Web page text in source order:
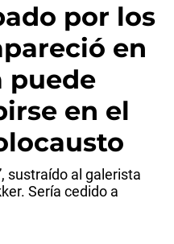
por los
en
puede
en el
sustraído al galerista
Sería cedido a